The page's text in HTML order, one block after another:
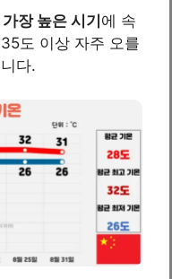
장 높은 시기에 속
도 이상 자주 오를
다.